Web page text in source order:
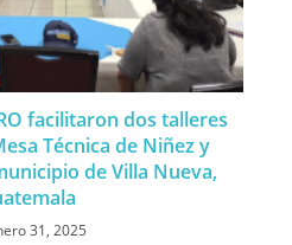
facilitaron dos talleres
Técnica de Niñez y
de Villa Nueva,
31, 2025